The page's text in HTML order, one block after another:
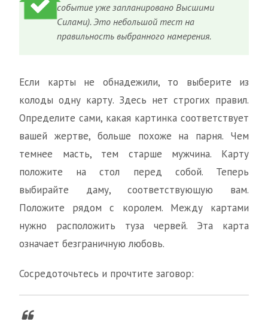
событие уже запланировано Высшими
Силами). Это небольшой тест на
правильность выбранного намерения.
Если карты не обнадежили, то выберите из
колоды одну карту. Здесь нет строгих правил.
Определите сами, какая картинка соответствует
вашей жертве, больше похоже на парня. Чем
темнее масть, тем старше мужчина. Карту
положите на стол перед собой. Теперь
выбирайте даму, соответствующую вам.
Положите рядом с королем. Между картами
нужно расположить туза червей. Эта карта
означает безграничную любовь.
Сосредоточьтесь и прочтите заговор: